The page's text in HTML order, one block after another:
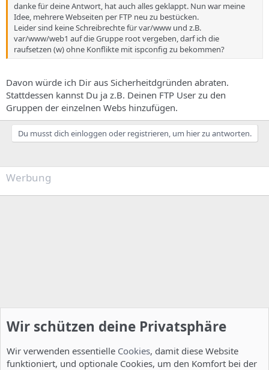
danke für deine Antwort, hat auch alles geklappt. Nun war meine
Idee, mehrere Webseiten per FTP neu zu bestücken.
Leider sind keine Schreibrechte für var/www und z.B.
var/www/web1 auf die Gruppe root vergeben, darf ich die
raufsetzen (w) ohne Konflikte mit ispconfig zu bekommen?
Davon würde ich Dir aus Sicherheitdgründen abraten.
Stattdessen kannst Du ja z.B. Deinen FTP User zu den
Gruppen der einzelnen Webs hinzufügen.
Du musst dich einloggen oder registrieren, um hier zu antworten.
Werbung
Wir schützen deine Privatsphäre
Wir verwenden essentielle Cookies, damit diese Website
funktioniert, und optionale Cookies, um den Komfort bei der